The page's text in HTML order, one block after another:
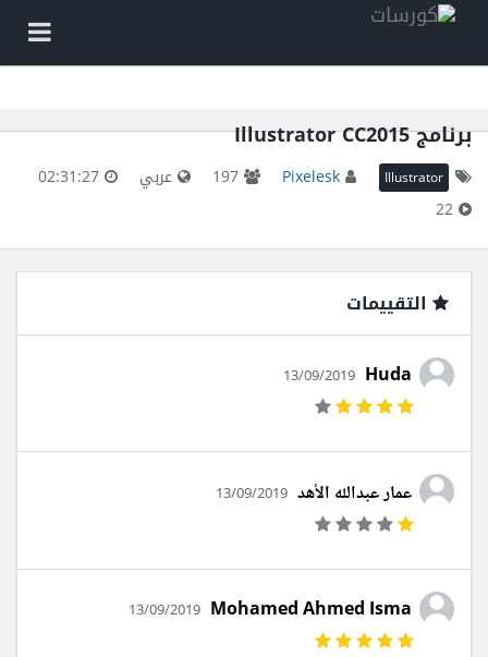
برنامج Illustrator CC2015
Illustrator
Pixelesk عربي
التقييمات
Huda
13/09/2019
عمار عبدالله الأهد 13/09/2019
Mohamed Ahmed Isma
13/09/2019